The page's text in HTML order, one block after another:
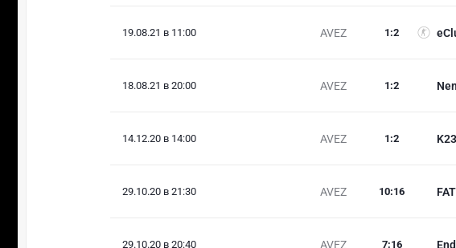
19.08.21 в 11:00 AVEZ 1 :2
18.08.21 в 20:00 AVEZ 1 :2
14.12.20 в 14:00 AVEZ K23
1 :2
29.10.20 в 21:30 AVEZ 10:16
29.10.20 в 20:40 AVEZ 7:16